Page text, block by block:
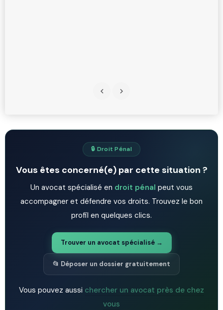
🔒 Droit Pénal
Vous êtes concerné(e) par cette situation ?
Un avocat spécialisé en droit pénal peut vous
accompagner et défendre vos droits. Trouvez le bon
profil en quelques clics.
Trouver un avocat spécialisé →
📂 Déposer un dossier gratuitement
Vous pouvez aussi chercher un avocat près de chez
vous